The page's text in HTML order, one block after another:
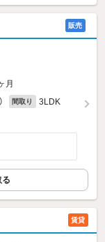
販売
月
間取り 3LDK
賃貸